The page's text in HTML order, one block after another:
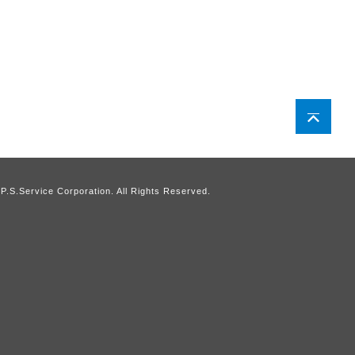
Corporation. All Rights Reserved.